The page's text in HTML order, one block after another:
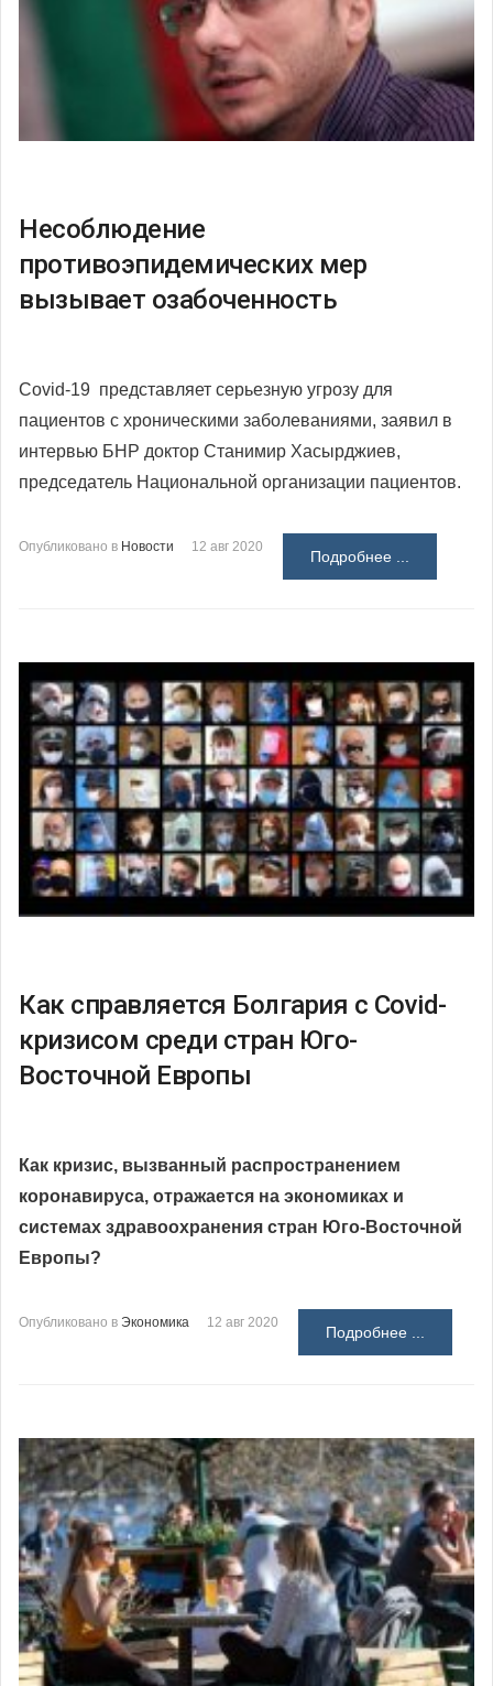
Несоблюдение
противоэпидемических мер
вызывает озабоченность
Covid-19 представляет серьезную угрозу для
пациентов с хроническими заболеваниями, заявил в
интервью БНР доктор Станимир Хасырджиев,
председатель Национальной организации пациентов.
Опубликовано в Новости 12 авг 2020
Подробнее ...
Как справляется Болгария с Covid-
кризисом среди стран Юго-
Восточной Европы
Как кризис, вызванный распространением
коронавируса, отражается на экономиках и
системах здравоохранения стран Юго-Восточной
Европы?
Опубликовано в Экономика 12 авг 2020
Подробнее ...